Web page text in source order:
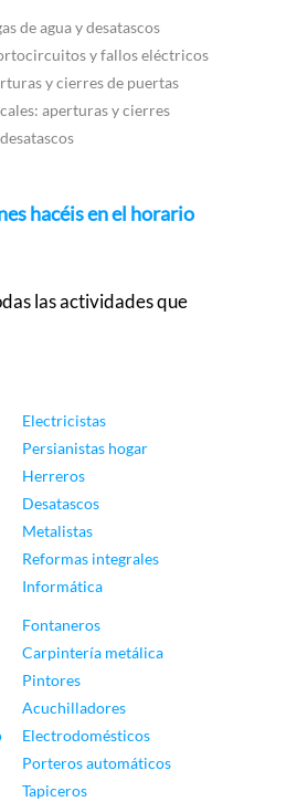
de agua y desatascos
y fallos eléctricos
y cierres de puertas
aperturas y cierres
hacéis en el horario
las actividades que
Electricistas
Persianistas hogar
Herreros
Desatascos
Metalistas
Reformas integrales
Informática
Fontaneros
Carpintería metálica
Pintores
Acuchilladores
Electrodomésticos
Porteros automáticos
Tapiceros